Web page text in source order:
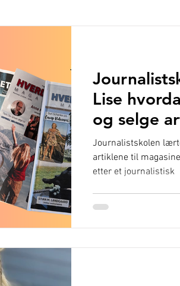
Lise
og selge
Journalistskolen
artiklene til
etter et journalistisk